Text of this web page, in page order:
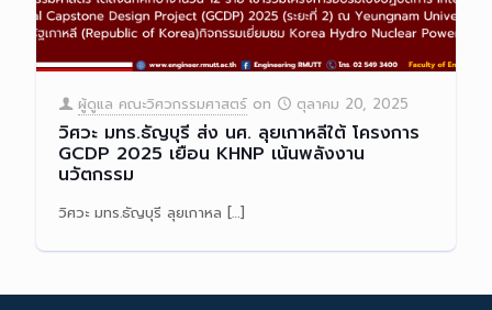
ผู้ดูแล คณะวิศวกรรมศาสตร์ on ตุลาคม 20, 2025
วิศวะ มทร.ธัญบุรี ส่ง นศ. ลุยเกาหลีใต้ โครงการ
GCDP 2025 เยือน KHNP เน้นพลังงาน
นวัตกรรม
วิศวะ มทร.ธัญบุรี ลุยเกาหล […]